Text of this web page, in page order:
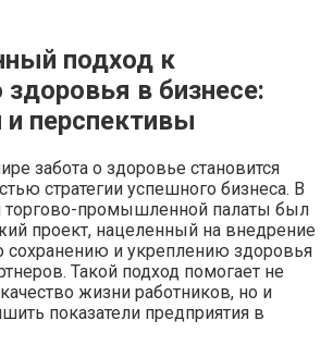
подход к
в бизнесе:
перспективы
забота о здоровье становится
стратегии успешного бизнеса. В
торгово-промышленной палаты был
проект, нацеленный на внедрение
сохранению и укреплению здоровья
Такой подход помогает не
жизни работников, но и
показатели предприятия в